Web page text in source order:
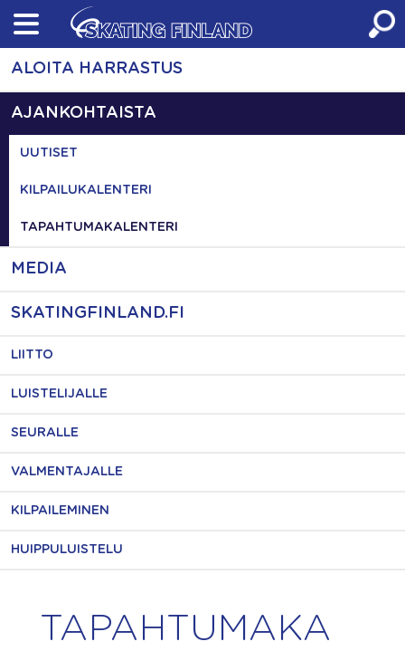
Skip
content
ALOITA HARRASTUS
AJANKOHTAISTA
UUTISET
KILPAILUKALENTERI
TAPAHTUMAKALENTERI
MEDIA
SKATINGFINLAND.FI
LIITTO
LUISTELIJALLE
SEURALLE
VALMENTAJALLE
KILPAILEMINEN
HUIPPULUISTELU
TAPAHTUMAKA